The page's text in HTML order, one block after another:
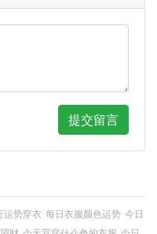
提交留言
运势穿衣 每日衣服颜色运势 今日